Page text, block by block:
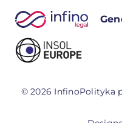
© 2026 InfinoPolityka